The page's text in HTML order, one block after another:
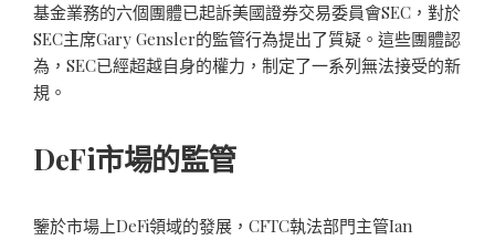
基金業務的六個團體已起訴美國證券交易委員會SEC，對於
SEC主席Gary Gensler的監管行為提出了質疑。這些團體認
為，SEC已經超越自身的權力，制定了一系列無法接受的新
規。
DeFi市場的監管
鑒於市場上DeFi領域的發展，CFTC執法部門主管Ian